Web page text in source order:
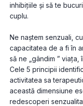
inhibițiile și să te
cuplu.
Ne naștem senzuali,
capacitatea de a fi în
să ne „gândim ” viața,
Cele 5 principii
activitatea sa
această dimensiune
redescoperi